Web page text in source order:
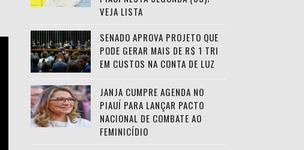
VEJA LISTA
SENADO APROVA PROJETO QUE
PODE GERAR MAIS DE R$ 1 TRI
EM CUSTOS NA CONTA DE LUZ
JANJA CUMPRE AGENDA NO
PIAUÍ PARA LANÇAR PACTO
NACIONAL DE COMBATE AO
FEMINICÍDIO